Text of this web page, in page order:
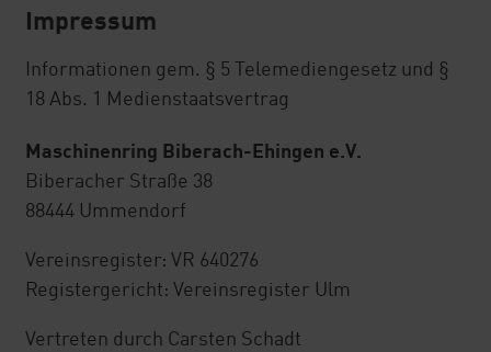
Impressum
Informationen gem. § 5 Telemediengesetz und §
18 Abs. 1 Medienstaatsvertrag
Maschinenring Biberach-Ehingen e.V.
Biberacher Straße 38
88444 Ummendorf
Vereinsregister: VR 640276
Registergericht: Vereinsregister Ulm
Vertreten durch Carsten Schadt
MeinRing
MR Reisen und Hotelgutscheine
Rechtsfragen